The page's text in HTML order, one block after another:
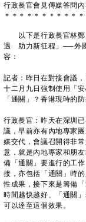
行政長官會見傳媒答問內
＊ ＊ ＊ ＊ ＊ ＊ ＊ ＊ ＊ ＊ ＊
以下是行政長官林鄭
遇 助力新征程」──外國
容：
記者：昨日在對接會議
十二月九日強制使用「
「通關」？香港現時的
行政長官：昨天在深圳
議，早前亦有內地專家
媒交代，會議召開得非
意，就是內地專家和朋
備「通關」要進行的工
接，亦包括「通關」時
性成果，接下來是籌備
時間越快越好、「通關
可以達至這個效果。